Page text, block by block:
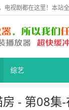
电视剧都在这里！本站
综艺
- 第08集